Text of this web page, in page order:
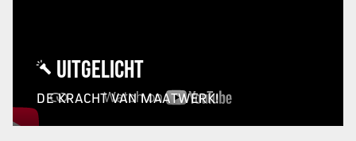
UITGELICHT
DE KRACHT VAN MAATWERK!